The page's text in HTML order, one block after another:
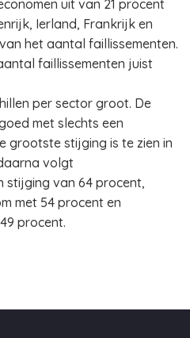
uit van 21 procent
Ierland, Frankrijk en
het aantal faillissementen.
faillissementen juist
per sector groot. De
met slechts een
grootste stijging is te zien in
volgt
van 64 procent,
met 54 procent en
procent.